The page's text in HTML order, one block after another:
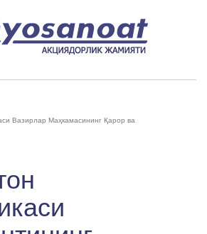
Вазирлар Маҳкамасининг Қарор ва